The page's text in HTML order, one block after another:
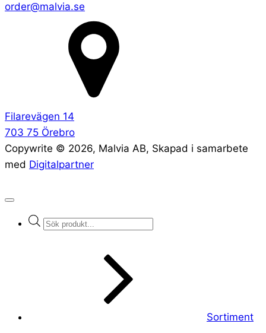
order@malvia.se
Filarevägen 14
703 75 Örebro
Copywrite © 2026, Malvia AB, Skapad i samarbete
med Digitalpartner
Products
Sortiment